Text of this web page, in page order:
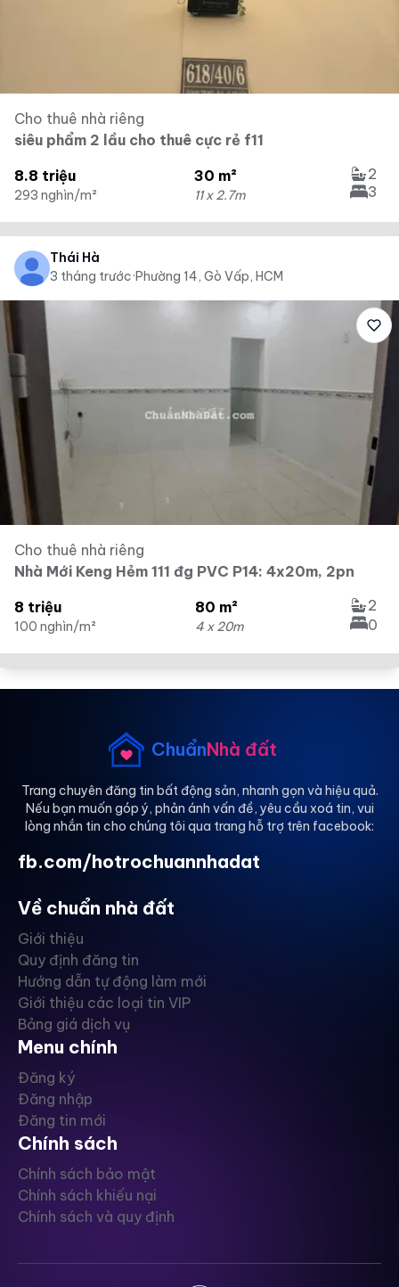
Cho thuê nhà riêng
siêu phẩm 2 lầu cho thuê cực rẻ f11
8.8 triệu
293 nghìn/m²
30 m²
11 x 2.7m
2
3
Thái Hà
3 tháng trước·Phường 14, Gò Vấp, HCM
Cho thuê nhà riêng
Nhà Mới Keng Hẻm 111 đg PVC P14: 4x20m, 2pn
8 triệu
100 nghìn/m²
80 m²
4 x 20m
2
0
ChuẩnNhà đất
Trang chuyên đăng tin bất động sản, nhanh gọn và hiệu quả.
Nếu bạn muốn góp ý, phản ánh vấn đề, yêu cầu xoá tin, vui
lòng nhắn tin cho chúng tôi qua trang hỗ trợ trên facebook:
fb.com/hotrochuannhadat
Về chuẩn nhà đất
Giới thiệu
Quy định đăng tin
Hướng dẫn tự động làm mới
Giới thiệu các loại tin VIP
Bảng giá dịch vụ
Menu chính
Đăng ký
Đăng nhập
Đăng tin mới
Chính sách
Chính sách bảo mật
Chính sách khiếu nại
Chính sách và quy định